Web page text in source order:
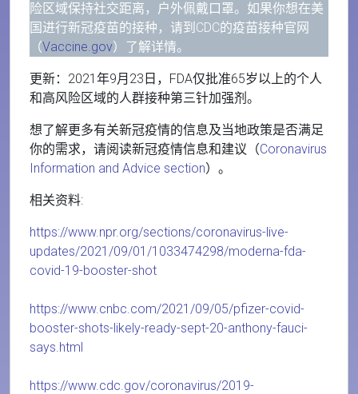
险区域保持社交距离，户外佩戴口罩。如果你想在美
国进行新冠疫苗的接种，请到CDC的疫苗接种官网
（Vaccine.gov）了解详情。
更新：2021年9月23日，FDA仅批准65岁以上的个人
和高风险区域的人群接种第三针加强剂。
想了解更多有关新冠疫情的信息及当地政策是否满足
你的需求，请阅读新冠疫情信息和建议（Coronavirus
Information and Advice section）。
相关资料:
https://www.npr.org/sections/coronavirus-live-
updates/2021/09/01/1033474298/moderna-fda-
covid-19-booster-shot
https://www.cnbc.com/2021/09/05/pfizer-covid-
booster-shots-likely-ready-sept-20-anthony-fauci-
says.html
https://www.cdc.gov/coronavirus/2019-